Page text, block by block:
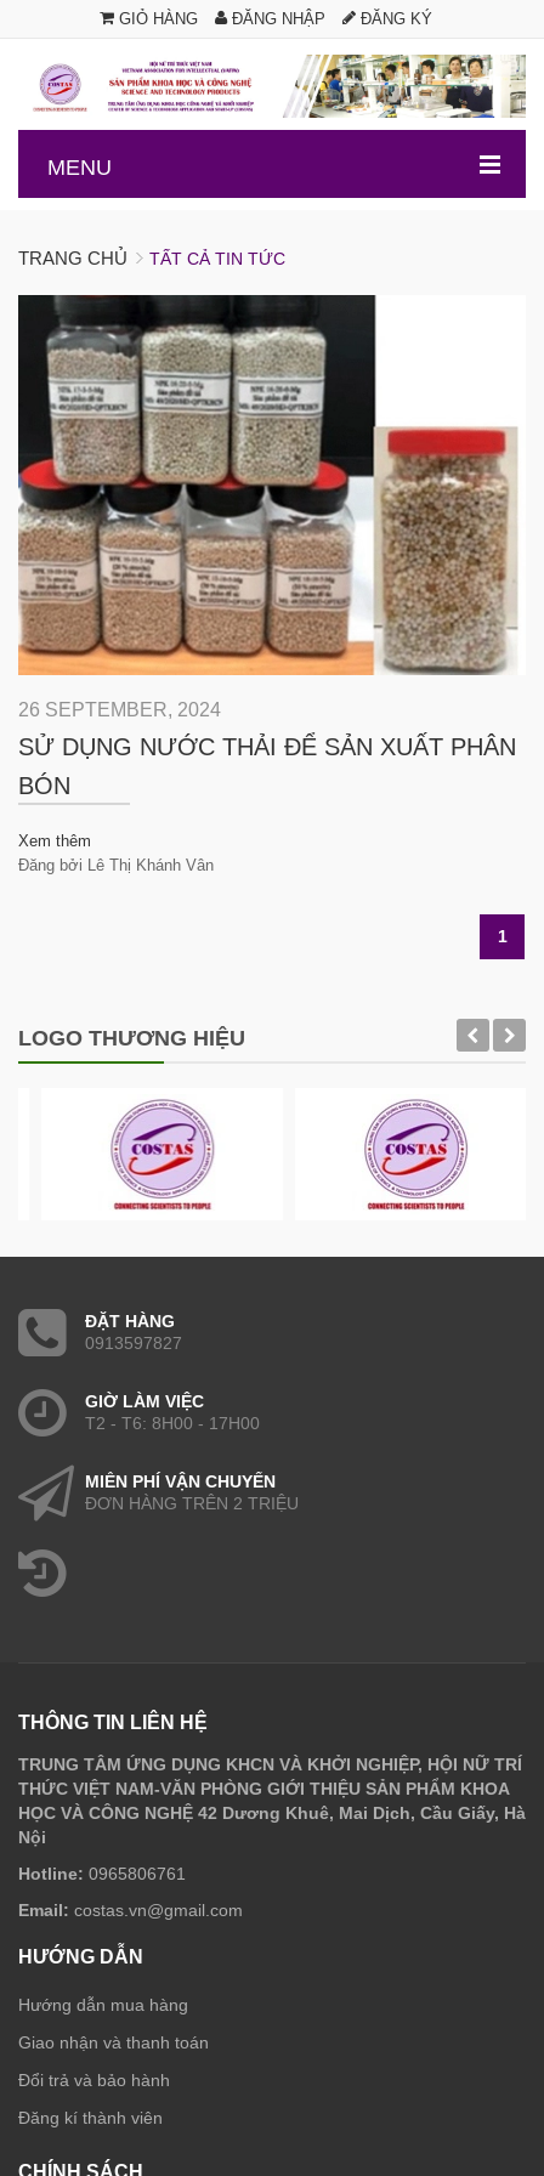
GIỎ HÀNG ĐĂNG NHẬP ĐĂNG KÝ
.
MENU
TRANG CHỦ TẤT CẢ TIN TỨC
26 SEPTEMBER, 2024
SỬ DỤNG NƯỚC THẢI ĐỂ SẢN XUẤT PHÂN
BÓN
Xem thêm
Đăng bởi Lê Thị Khánh Vân
1
LOGO THƯƠNG HIỆU
ĐẶT HÀNG
0913597827
GIỜ LÀM VIỆC
T2 - T6: 8H00 - 17H00
MIỄN PHÍ VẬN CHUYỂN
ĐƠN HÀNG TRÊN 2 TRIỆU
THÔNG TIN LIÊN HỆ
TRUNG TÂM ỨNG DỤNG KHCN VÀ KHỞI NGHIỆP, HỘI NỮ TRÍ
THỨC VIỆT NAM-VĂN PHÒNG GIỚI THIỆU SẢN PHẨM KHOA
HỌC VÀ CÔNG NGHỆ 42 Dương Khuê, Mai Dịch, Cầu Giấy, Hà
Nội
Hotline: 0965806761
Email: costas.vn@gmail.com
HƯỚNG DẪN
Hướng dẫn mua hàng
Giao nhận và thanh toán
Đổi trả và bảo hành
Đăng kí thành viên
CHÍNH SÁCH